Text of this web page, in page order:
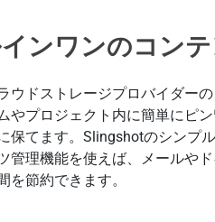
ンワンのコン
ウドストレージプロバイダー
やプロジェクト内に簡単にピ
保てます。Slingshotのシンプ
管理機能を使えば、メールや
を節約できます。